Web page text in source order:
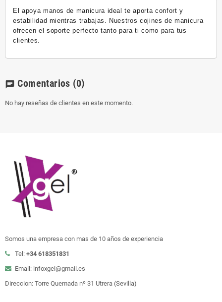
El apoya manos de manicura ideal te aporta confort y
estabilidad mientras trabajas. Nuestros cojines de manicura
ofrecen el soporte perfecto tanto para ti como para tus
clientes.
chat Comentarios (0)
No hay reseñas de clientes en este momento.
Somos una empresa con mas de 10 años de experiencia
Tel: +34 618351831
Email: infoxgel@gmail.es
Direccion: Torre Quemada nº 31 Utrera (Sevilla)